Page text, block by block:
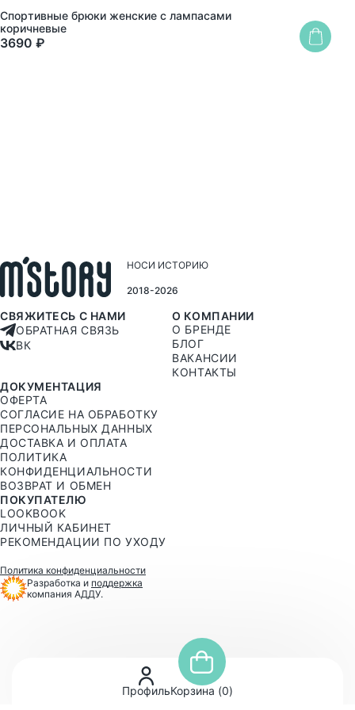
ПрофильКорзина (0)
Спортивные брюки женские с лампасами
коричневые
3690 ₽
НОСИ ИСТОРИЮ
2018-2026
О КОМПАНИИ
О БРЕНДЕ
БЛОГ
ВАКАНСИИ
КОНТАКТЫ
ДОКУМЕНТАЦИЯ
ОФЕРТА
СОГЛАСИЕ НА ОБРАБОТКУ
ПЕРСОНАЛЬНЫХ ДАННЫХ
ДОСТАВКА И ОПЛАТА
ПОЛИТИКА
КОНФИДЕНЦИАЛЬНОСТИ
ВОЗВРАТ И ОБМЕН
ПОКУПАТЕЛЮ
LOOKBOOK
ЛИЧНЫЙ КАБИНЕТ
РЕКОМЕНДАЦИИ ПО УХОДУ
СВЯЖИТЕСЬ С НАМИ
ОБРАТНАЯ СВЯЗЬ
ВК
Политика конфиденциальности
Разработка и поддержка
компания АДДУ.